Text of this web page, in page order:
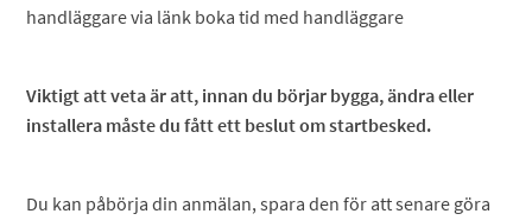
handläggare via länk boka tid med handläggare
Viktigt att veta är att, innan du börjar bygga, ändra eller
installera måste du fått ett beslut om startbesked.
Du kan påbörja din anmälan, spara den för att senare göra